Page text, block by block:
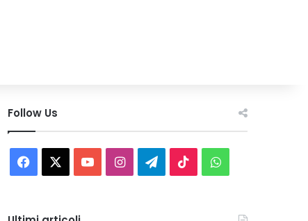
Follow Us
Facebook You InstagramTelegram
TikTokWhatsApp